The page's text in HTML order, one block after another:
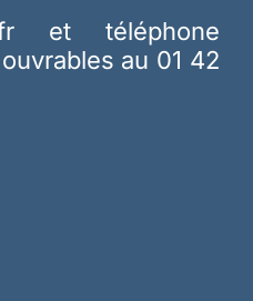
et téléphone
au 01 42